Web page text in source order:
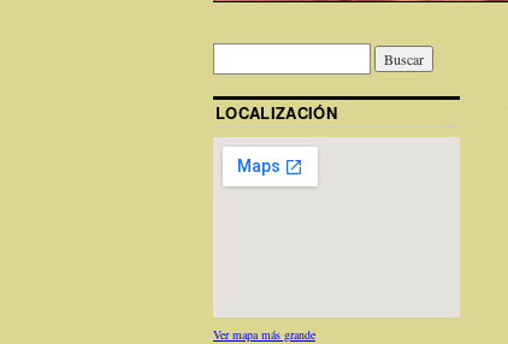
LOCALIZACIÓN
Ver mapa más grande